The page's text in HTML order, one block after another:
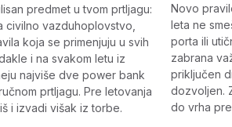
predmet u tvom prtljagu:
civilno vazduhoplovstvo,
koja se primenjuju u svih
i na svakom letu iz
najviše dve power bank
prtljagu. Pre letovanja
i izvadi višak iz torbe.
Novo
leta ne
porta ili
zabrana
priključen
dozvoljen.
do vrha